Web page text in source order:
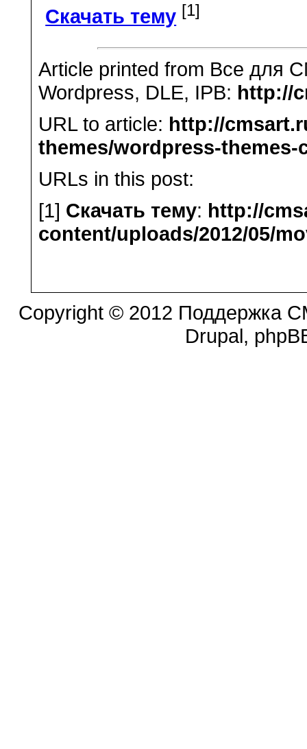
Скачать тему [1]
Article printed from Все для
Wordpress, DLE, IPB: http://
URL to article: http://
themes/wordpress-
URLs in this post:
[1] Скачать тему: http://
content/uploads/2012/05/
Copyright © 2012 Поддержка
Drupal,